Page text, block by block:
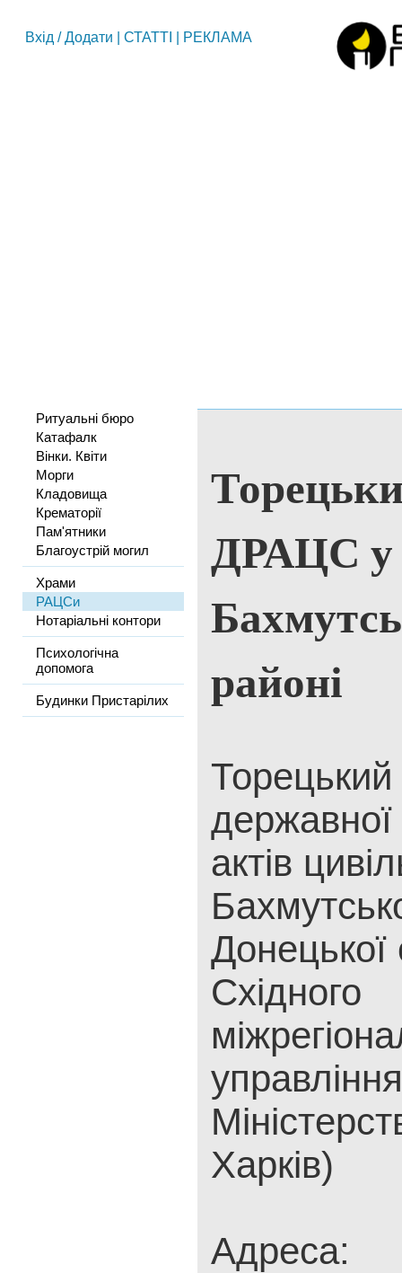
Вхід /Додати СТАТТІ РЕКЛАМА
Ритуальні бюро
Катафалк
Вінки. Квіти
Морги
Кладовища
Крематорії
Пам'ятники
Благоустрій могил
Храми
РАЦСи
Нотаріальні контори
Психологічна
допомога
Будинки Пристарілих
ДРАЦС у
районі
Торецький
державної
актів
Донецької
Східного
управління
Харків)
Адреса: